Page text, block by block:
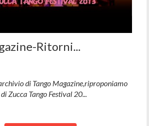
Ritorni...
di Tango Magazine,riproponiamo
Zucca Tango Festival 20...